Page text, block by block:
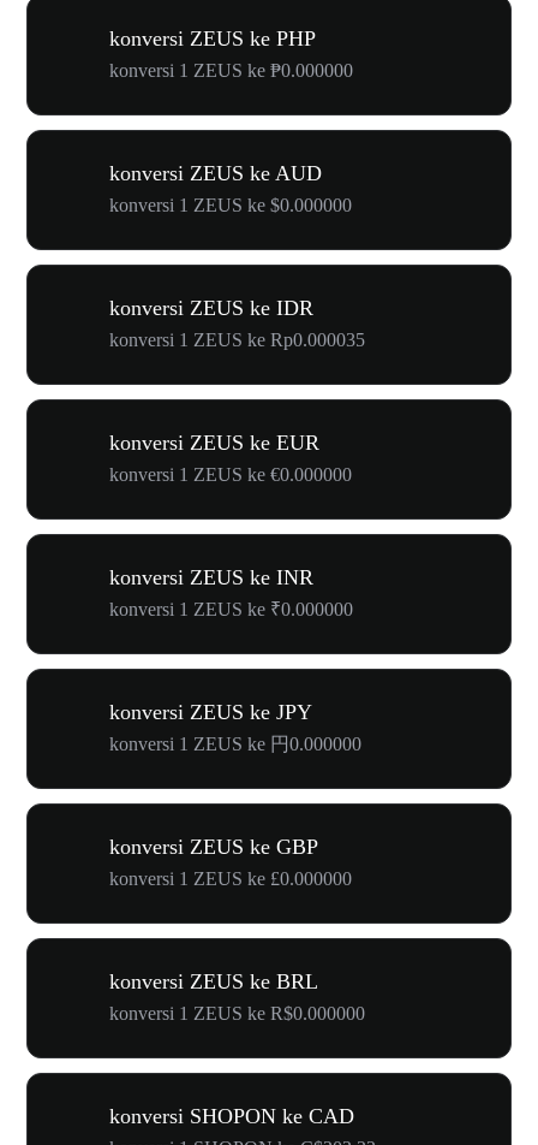
konversi ZEUS ke PHP
konversi 1 ZEUS ke ₱0.000000
konversi ZEUS ke AUD
konversi 1 ZEUS ke $0.000000
konversi ZEUS ke IDR
konversi 1 ZEUS ke Rp0.000035
konversi ZEUS ke EUR
konversi 1 ZEUS ke €0.000000
konversi ZEUS ke INR
konversi 1 ZEUS ke ₹0.000000
konversi ZEUS ke JPY
konversi 1 ZEUS ke 円0.000000
konversi ZEUS ke GBP
konversi 1 ZEUS ke £0.000000
konversi ZEUS ke BRL
konversi 1 ZEUS ke R$0.000000
konversi SHOPON ke CAD